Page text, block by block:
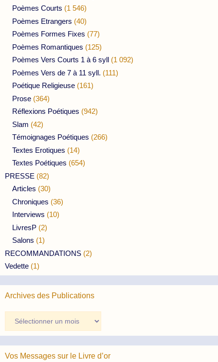
Poèmes Courts (1 546)
Poèmes Etrangers (40)
Poèmes Formes Fixes (77)
Poèmes Romantiques (125)
Poèmes Vers Courts 1 à 6 syll (1 092)
Poèmes Vers de 7 à 11 syll. (111)
Poétique Religieuse (161)
Prose (364)
Réflexions Poétiques (942)
Slam (42)
Témoignages Poétiques (266)
Textes Erotiques (14)
Textes Poétiques (654)
PRESSE (82)
Articles (30)
Chroniques (36)
Interviews (10)
LivresP (2)
Salons (1)
RECOMMANDATIONS (2)
Vedette (1)
Archives des Publications
des
Publications
Vos Messages sur le Livre d’or